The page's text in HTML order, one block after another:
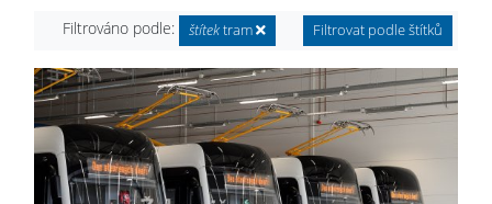
Filtrováno podle: štítektram Filtrovat podle štítků